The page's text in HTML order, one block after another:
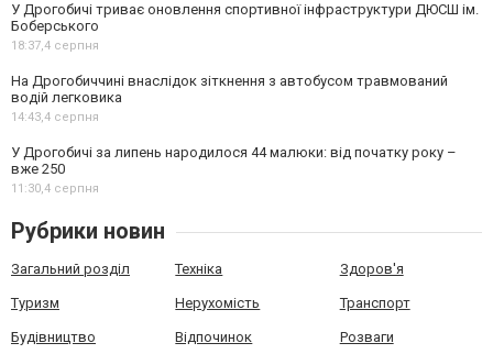
У Дрогобичі триває оновлення спортивної інфраструктури ДЮСШ ім.
Боберського
18:37,4 серпня
На Дрогобиччині внаслідок зіткнення з автобусом травмований
водій легковика
14:43,4 серпня
У Дрогобичі за липень народилося 44 малюки: від початку року –
вже 250
11:30,4 серпня
Рубрики новин
Загальний розділ Техніка Здоров'я
Туризм Нерухомість Транспорт
Будівництво Відпочинок Розваги